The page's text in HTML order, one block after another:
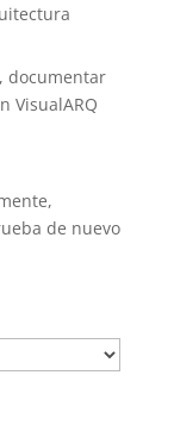
documentar
VisualARQ
de nuevo